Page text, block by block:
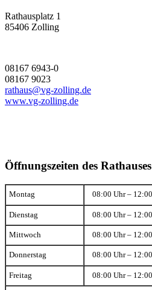
Rathausplatz 1
85406 Zolling
08167 6943-0
08167 9023
rathaus@vg-zolling.de
www.vg-zolling.de
Öffnungszeiten des
Montag 08:00 Uhr –
Dienstag 08:00 Uhr –
Mittwoch 08:00 Uhr –
Donnerstag 08:00 Uhr –
Freitag 08:00 Uhr –